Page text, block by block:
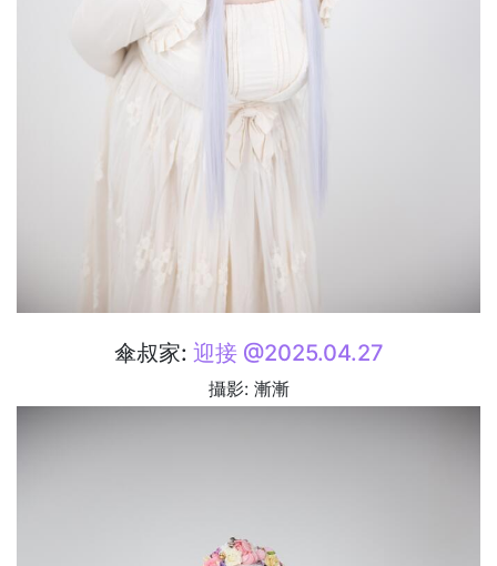
傘叔家: 迎接 @2025.04.27
攝影: 漸漸